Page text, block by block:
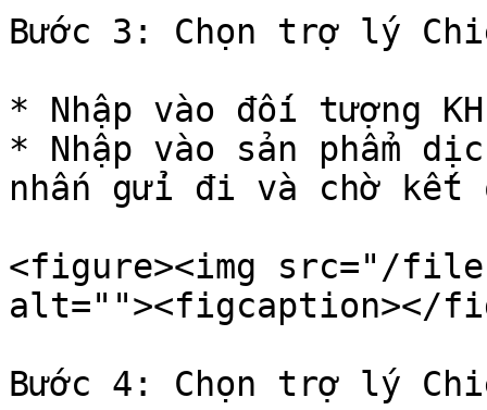
Bước 3: Chọn trợ lý
* Nhập vào đối tượng
* Nhập vào sản phẩm
nhấn gửi đi và chờ kết
<figure><img src="/files/
alt=""><figcaption></
Bước 4: Chọn trợ lý